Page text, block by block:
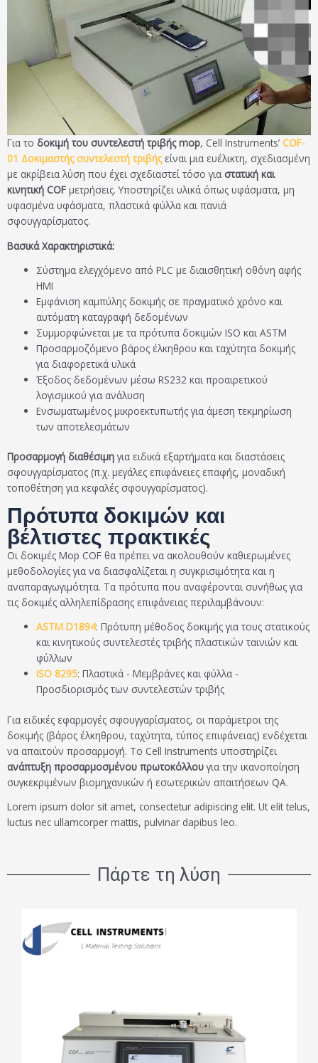
Για το δοκιμή του συντελεστή τριβής mop, Cell Instruments’ COF-
01 Δοκιμαστής συντελεστή τριβήςείναι μια ευέλικτη, σχεδιασμένη
με ακρίβεια λύση που έχει σχεδιαστεί τόσο για στατική και
κινητική COF μετρήσεις. Υποστηρίζει υλικά όπως υφάσματα, μη
υφασμένα υφάσματα, πλαστικά φύλλα και πανιά
σφουγγαρίσματος.
Βασικά Χαρακτηριστικά:
Σύστημα ελεγχόμενο από PLC με διαισθητική οθόνη αφής
HMI
Εμφάνιση καμπύλης δοκιμής σε πραγματικό χρόνο και
αυτόματη καταγραφή δεδομένων
Συμμορφώνεται με τα πρότυπα δοκιμών ISO και ASTM
Προσαρμοζόμενο βάρος έλκηθρου και ταχύτητα δοκιμής
για διαφορετικά υλικά
Έξοδος δεδομένων μέσω RS232 και προαιρετικού
λογισμικού για ανάλυση
Ενσωματωμένος μικροεκτυπωτής για άμεση τεκμηρίωση
των αποτελεσμάτων
Προσαρμογή διαθέσιμηγια ειδικά εξαρτήματα και διαστάσεις
σφουγγαρίσματος (π.χ. μεγάλες επιφάνειες επαφής, μοναδική
τοποθέτηση για κεφαλές σφουγγαρίσματος).
Πρότυπα δοκιμών και
βέλτιστες πρακτικές
Οι δοκιμές Mop COF θα πρέπει να ακολουθούν καθιερωμένες
μεθοδολογίες για να διασφαλίζεται η συγκρισιμότητα και η
αναπαραγωγιμότητα. Τα πρότυπα που αναφέρονται συνήθως για
τις δοκιμές αλληλεπίδρασης επιφάνειας περιλαμβάνουν:
ASTM D1894: Πρότυπη μέθοδος δοκιμής για τους στατικούς
και κινητικούς συντελεστές τριβής πλαστικών ταινιών και
φύλλων
ISO 8295: Πλαστικά - Μεμβράνες και φύλλα -
Προσδιορισμός των συντελεστών τριβής
Για ειδικές εφαρμογές σφουγγαρίσματος, οι παράμετροι της
δοκιμής (βάρος έλκηθρου, ταχύτητα, τύπος επιφάνειας) ενδέχεται
να απαιτούν προσαρμογή. Το Cell Instruments υποστηρίζει
ανάπτυξη προσαρμοσμένου πρωτοκόλλουγια την ικανοποίηση
συγκεκριμένων βιομηχανικών ή εσωτερικών απαιτήσεων QA.
Lorem ipsum dolor sit amet, consectetur adipiscing elit. Ut elit telus,
luctus nec ullamcorper mattis, pulvinar dapibus leo.
Πάρτε τη λύση